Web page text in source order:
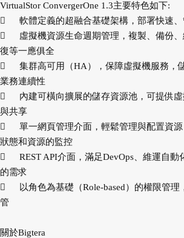
VirtualStor ConvergerOne 1.3主要特色如下:

軟體定義的超融合基礎架構，部署快速

虛擬機資源生命週期管理，複製、備份
復等一應俱全

集群高可用（HA），保障虛擬機服務，
業務連續性

內建可橫向擴展的儲存資源池，可提供
與共享

單一網頁管理介面，輕鬆管理與配置資
狀態和資源的監控

REST API介面，滿足DevOps、維運自動
的需求

以角色為基礎（Role-based）的權限管
管
關於Bigtera